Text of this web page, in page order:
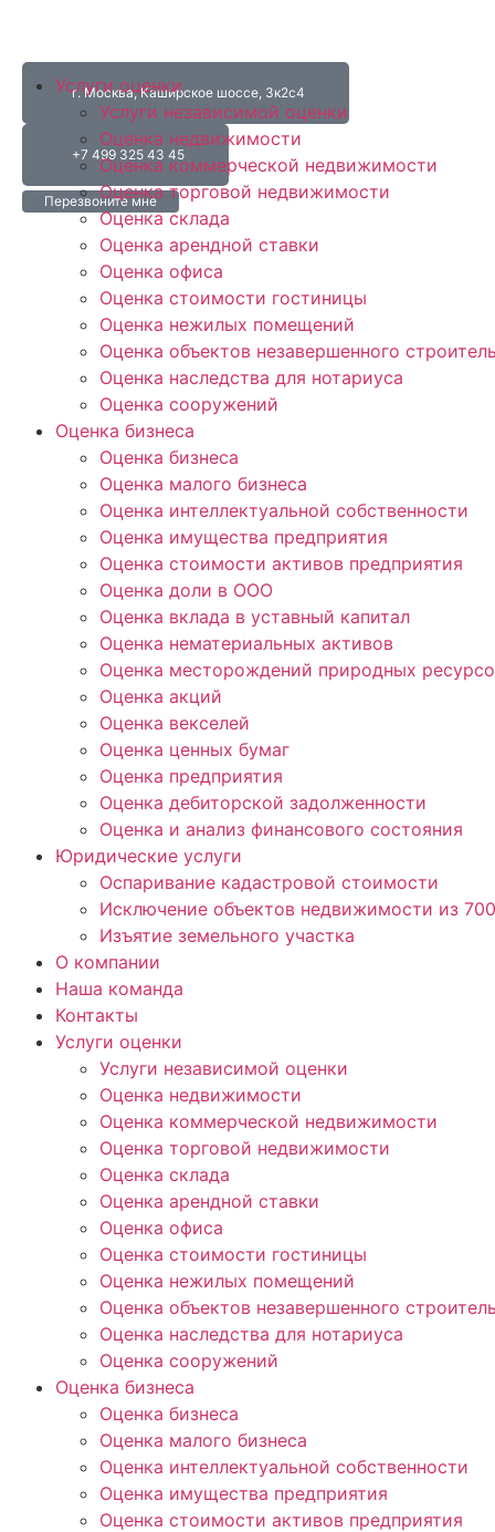
г. Москва, Каширское шоссе, 3к2с4
+7 499 325 43 45
Перезвоните мне
Услуги оценки
Услуги независимой оценки
Оценка недвижимости
Оценка коммерческой недвижимости
Оценка торговой недвижимости
Оценка склада
Оценка арендной ставки
Оценка офиса
Оценка стоимости гостиницы
Оценка нежилых помещений
Оценка объектов незавершенного
Оценка наследства для нотариуса
Оценка сооружений
Оценка бизнеса
Оценка бизнеса
Оценка малого бизнеса
Оценка интеллектуальной собственности
Оценка имущества предприятия
Оценка стоимости активов предприятия
Оценка доли в ООО
Оценка вклада в уставный капитал
Оценка нематериальных активов
Оценка месторождений природных
Оценка акций
Оценка векселей
Оценка ценных бумаг
Оценка предприятия
Оценка дебиторской задолженности
Оценка и анализ финансового состояния
Юридические услуги
Оспаривание кадастровой стоимости
Исключение объектов недвижимости из
Изъятие земельного участка
О компании
Наша команда
Контакты
Услуги оценки
Услуги независимой оценки
Оценка недвижимости
Оценка коммерческой недвижимости
Оценка торговой недвижимости
Оценка склада
Оценка арендной ставки
Оценка офиса
Оценка стоимости гостиницы
Оценка нежилых помещений
Оценка объектов незавершенного
Оценка наследства для нотариуса
Оценка сооружений
Оценка бизнеса
Оценка бизнеса
Оценка малого бизнеса
Оценка интеллектуальной собственности
Оценка имущества предприятия
Оценка стоимости активов предприятия